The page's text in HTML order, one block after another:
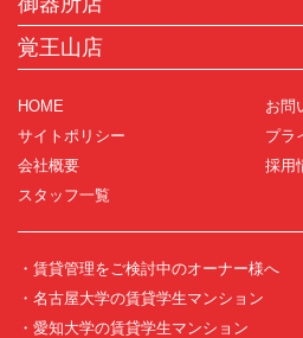
覚王山店
HOME
お問
サイトポリシー
プラ
会社概要
採用
スタッフ一覧
・賃貸管理をご検討中のオーナー様へ
・名古屋大学の賃貸学生マンション
・愛知大学の賃貸学生マンション